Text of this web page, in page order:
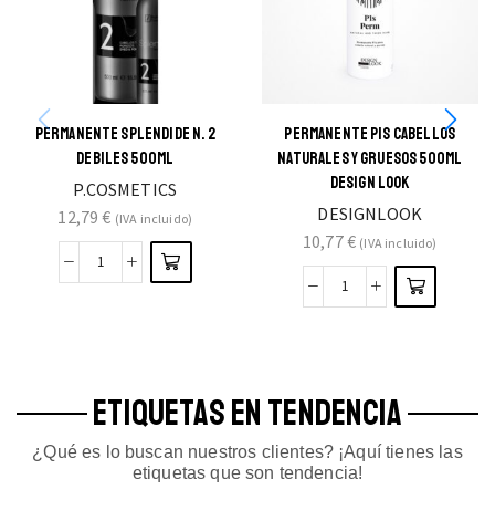
PERMANENTE SPLENDIDE N. 2
DEBILES 500ML
P.COSMETICS
12,79€ (IVA incluido)
PERMANENTE P1S CABELLOS
NATURALES Y GRUESOS 500ML
DESIGN LOOK
DESIGNLOOK
10,77€ (IVA incluido)
ETIQUETAS EN TENDENCIA
¿Qué es lo buscan nuestros clientes? ¡Aquí tienes las
etiquetas que son tendencia!